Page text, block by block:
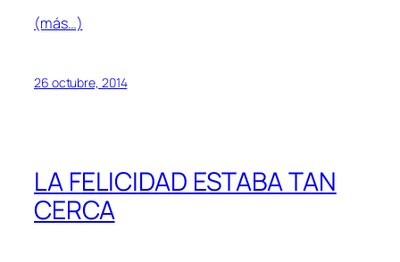
(más…)
26 octubre, 2014
LA FELICIDAD ESTABA TAN
CERCA